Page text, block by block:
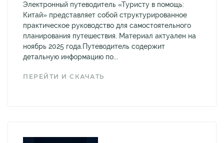
Электронный путеводитель «Туристу в помощь:
Китай» представляет собой структурированное
практическое руководство для самостоятельного
планирования путешествия. Материал актуален на
ноябрь 2025 года.Путеводитель содержит
детальную информацию по...
ПЕРЕЙТИ И СКАЧАТЬ